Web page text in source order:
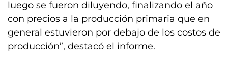
luego se fueron diluyendo, finalizando el año
con precios a la producción primaria que en
general estuvieron por debajo de los costos de
producción”, destacó el informe.